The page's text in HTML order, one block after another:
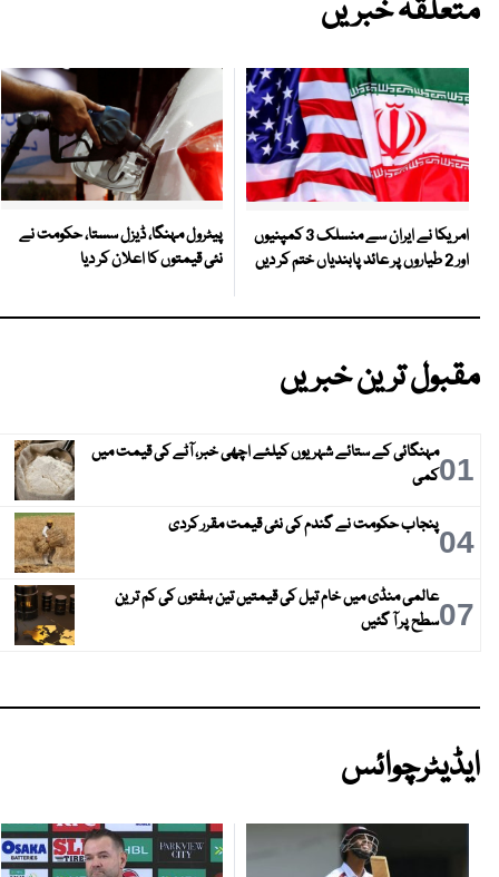
متعلقہ خبریں
امریکا نے ایران سے منسلک 3 کمپنیوں
اور 2 طیاروں پر عائد پابندیاں ختم کر دیں
پیٹرول مہنگا، ڈیزل سستا، حکومت نے
نئی قیمتوں کا اعلان کر دیا
مقبول ترین خبریں
01مہنگائی کے ستائے شہریوں کیلئے اچھی خبر، آٹے کی قیمت میں
کمی
04پنجاب حکومت نے گندم کی نئی قیمت مقرر کردی
07عالمی منڈی میں خام تیل کی قیمتیں تین ہفتوں کی کم ترین
سطح پر آ گئیں
ایڈیٹرچوائس